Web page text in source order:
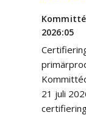
2026:05
21 juli